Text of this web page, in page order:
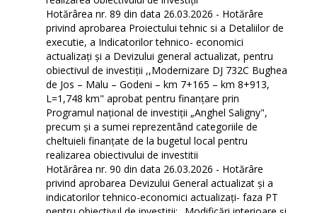
Hotărârea nr. 89 din data 26.03.2026 - Hotărâre
privind aprobarea Proiectului tehnic si a Detaliilor de
executie, a Indicatorilor tehnico- economici
actualizaţi și a Devizului general actualizat, pentru
obiectivul de investiții ,,Modernizare DJ 732C Bughea
de Jos – Malu – Godeni – km 7+165 – km 8+913,
L=1,748 km" aprobat pentru finanțare prin
Programul național de investiții „Anghel Saligny",
precum și a sumei reprezentând categoriile de
cheltuieli finanțate de la bugetul local pentru
realizarea obiectivului de investitii
Hotărârea nr. 90 din data 26.03.2026 - Hotărâre
privind aprobarea Devizului General actualizat și a
indicatorilor tehnico-economici actualizați- faza PT